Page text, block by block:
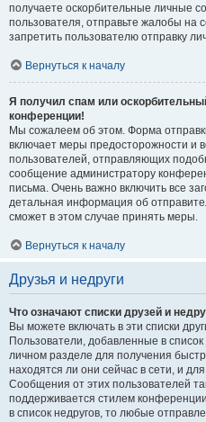
получаете оскорбительные личные
пользователя, отправьте жалобы на
запретить пользователю отправку
Вернуться к началу
Я получил спам или
конференции!
Мы сожалеем об этом. Форма
включает меры предосторожности и
пользователей, отправляющих
сообщение администратору
письма. Очень важно включить все
детальная информация об
сможет в этом случае принять меры.
Вернуться к началу
Друзья и недруги
Что означают списки друзей и
Вы можете включать в эти списки
Пользователи, добавленные в
личном разделе для получения
находятся ли они сейчас в сети, и
Сообщения от этих пользователей
поддерживается стилем
в список недругов, то любые